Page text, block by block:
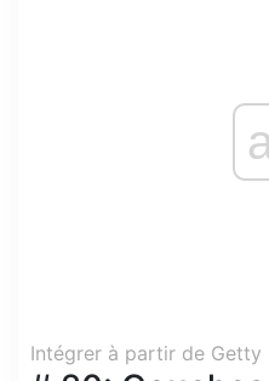
Intégrer à partir de Getty